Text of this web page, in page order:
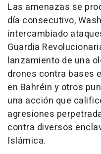
Las amenazas se
día consecutivo,
intercambiado
Guardia
lanzamiento de una
drones contra bases
en Bahréin y otros
una acción que
agresiones
contra diversos
Islámica.